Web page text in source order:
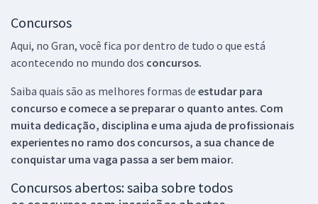
Concursos
Aqui, no Gran, você fica por dentro de tudo o que está
acontecendo no mundo dos concursos.
Saiba quais são as melhores formas de estudar para
concurso e comece a se preparar o quanto antes. Com
muita dedicação, disciplina e uma ajuda de profissionais
experientes no ramo dos concursos, a sua chance de
conquistar uma vaga passa a ser bem maior.
Concursos abertos: saiba sobre todos